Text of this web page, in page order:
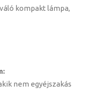
kompakt lámpa,
nem egyéjszakás